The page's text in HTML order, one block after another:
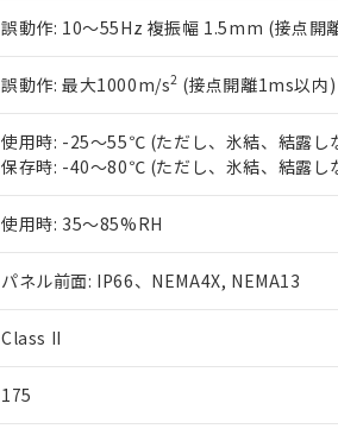
誤動作: 10～55Hz 複振幅 1.5mm (接点開
誤動作: 最大1000m/s2 (接点開離1ms以内)
使用時: -25～55℃ (ただし、氷結、結露し
保存時: -40～80℃ (ただし、氷結、結露し
使用時: 35～85%RH
パネル前面: IP66、NEMA4X, NEMA13
Class II
175